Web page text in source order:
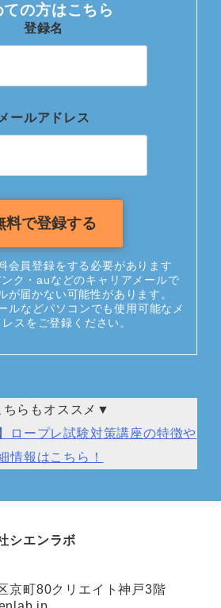
ての方はこちら
登録名
メールアドレス
会員登録をする必要があります
ンク・auなどのキャリアメールで
が届かない可能性があります。
ルなどパソコンでも使用可能なメ
スをご登録ください。
らもオススメ▼
ロープレ試験対策講座の特徴や
情報はこちら！
シエンラボ
京町80クリエイト神戸3階